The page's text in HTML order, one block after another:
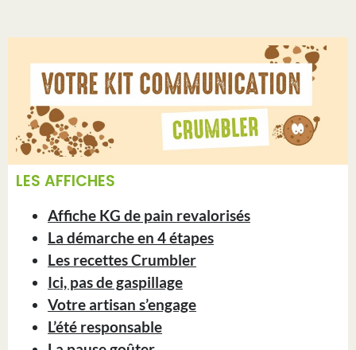
LES AFFICHES
Affiche KG de pain revalorisés
La démarche en 4 étapes
Les recettes Crumbler
Ici, pas de gaspillage
Votre artisan s’engage
L’été responsable